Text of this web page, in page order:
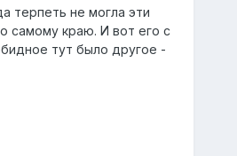
терпеть не могла эти
самому краю. И вот его с
тут было другое -